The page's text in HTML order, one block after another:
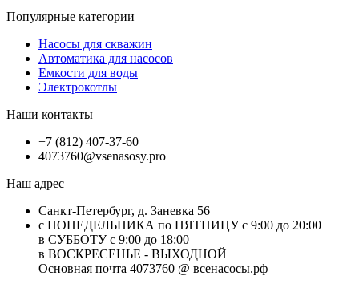
Популярные категории
Насосы для скважин
Автоматика для насосов
Емкости для воды
Электрокотлы
Наши контакты
+7 (812) 407-37-60
4073760@vsenasosy.pro
Наш адрес
Санкт-Петербург, д. Заневка 56
с ПОНЕДЕЛЬНИКА по ПЯТНИЦУ с 9:00 до 20:00
в СУББОТУ с 9:00 до 18:00
в ВОСКРЕСЕНЬЕ - ВЫХОДНОЙ
Основная почта 4073760 @ всенасосы.рф